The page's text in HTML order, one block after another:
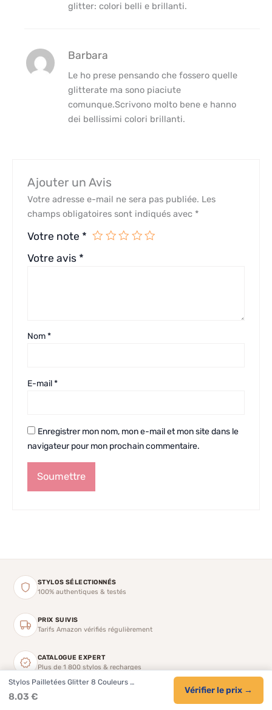
glitter: colori belli e brillanti.
Barbara
Le ho prese pensando che fossero quelle
glitterate ma sono piaciute
comunque.Scrivono molto bene e hanno
dei bellissimi colori brillanti.
Ajouter un Avis
Votre adresse e-mail ne sera pas publiée. Les
champs obligatoires sont indiqués avec *
Votre note *
Votre avis *
Nom*
E-mail*
Enregistrer mon nom, mon e-mail et mon site dans le
navigateur pour mon prochain commentaire.
STYLOS SÉLECTIONNÉS
100% authentiques & testés
PRIX SUIVIS
Tarifs Amazon vérifiés régulièrement
CATALOGUE EXPERT
Plus de 1 800 stylos & recharges
CONSEILS & COMPARATIFS
Stylos Pailletées Glitter 8 Couleurs …
8.03 €
Vérifier le prix →